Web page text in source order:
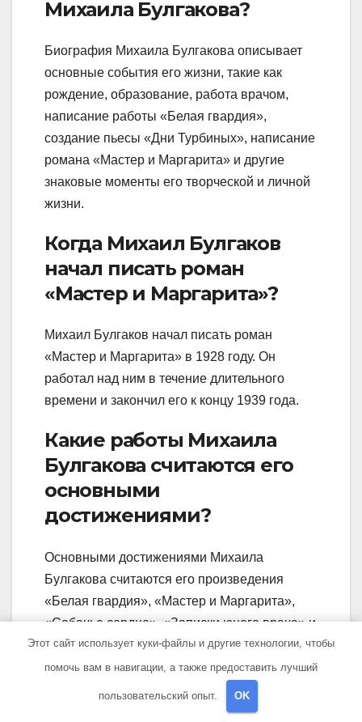
Михаила Булгакова?
Биография Михаила Булгакова описывает
основные события его жизни, такие как
рождение, образование, работа врачом,
написание работы «Белая гвардия»,
создание пьесы «Дни Турбиных», написание
романа «Мастер и Маргарита» и другие
знаковые моменты его творческой и личной
жизни.
Когда Михаил Булгаков
начал писать роман
«Мастер и Маргарита»?
Михаил Булгаков начал писать роман
«Мастер и Маргарита» в 1928 году. Он
работал над ним в течение длительного
времени и закончил его к концу 1939 года.
Какие работы Михаила
Булгакова считаются его
основными
достижениями?
Основными достижениями Михаила
Булгакова считаются его произведения
«Белая гвардия», «Мастер и Маргарита»,
«Собачье сердце», «Записки юного врача» и
пьесы «Дни Турбиных». Они считаются
классикой русской литературы и имеют
огромную популярность как в России, так и
Этот сайт использует куки-файлы и другие технологии, чтобы
помочь вам в навигации, а также предоставить лучший
пользовательский опыт. OK